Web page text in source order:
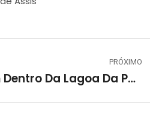
PRÓXIMO
O Que Tem Dentro Da Lagoa Da Pampulha?